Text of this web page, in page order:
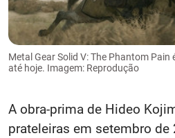
Metal Gear Solid V: The Phantom
até hoje. Imagem: Reprodução
A obra-prima de Hideo
prateleiras em setembro de